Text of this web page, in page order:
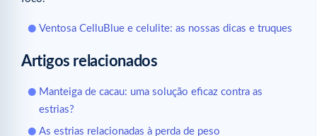
Ventosa CelluBlue e celulite: as nossas dicas e truques
Artigos relacionados
Manteiga de cacau: uma solução eficaz contra as
estrias?
As estrias relacionadas à perda de peso